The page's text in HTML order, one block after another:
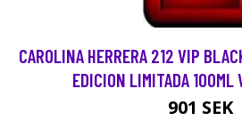
CAROLINA HERRERA 212 VIP
EDICION LIMITADA 100ML
901 SEK